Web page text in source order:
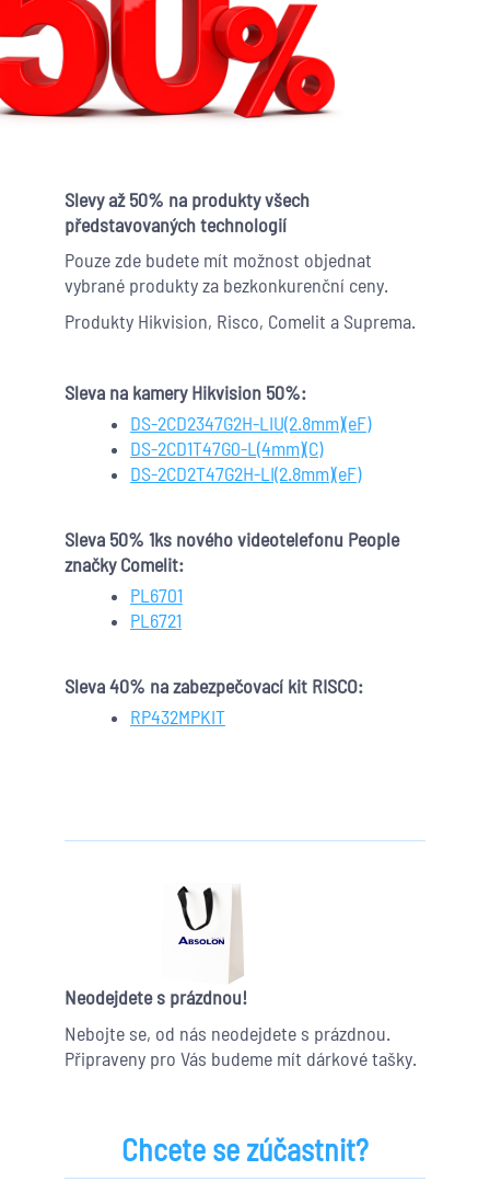
Slevy až 50% na produkty všech
představovaných technologií
Pouze zde budete mít možnost objednat
vybrané produkty za bezkonkurenční ceny.
Produkty Hikvision, Risco, Comelit a Suprema.
Sleva na kamery Hikvision 50%:
DS-2CD2347G2H-LIU(2.8mm)(eF)
DS-2CD1T47G0-L(4mm)(C)
DS-2CD2T47G2H-LI(2.8mm)(eF)
Sleva 50% 1ks nového videotelefonu People
značky Comelit:
PL6701
PL6721
Sleva 40% na zabezpečovací kit RISCO:
RP432MPKIT
Neodejdete s prázdnou!
Nebojte se, od nás neodejdete s prázdnou.
Připraveny pro Vás budeme mít dárkové tašky.
Chcete se zúčastnit?